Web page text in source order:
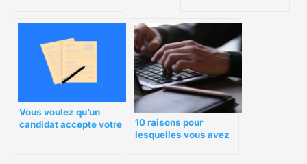
Vous voulez qu’un
candidat accepte votre
10 raisons pour
lesquelles vous avez